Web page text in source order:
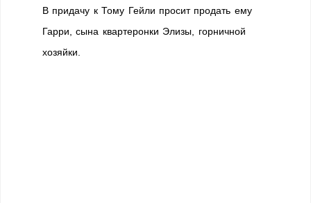
В придачу к Тому Гейли просит продать ему
Гарри, сына квартеронки Элизы, горничной
хозяйки.